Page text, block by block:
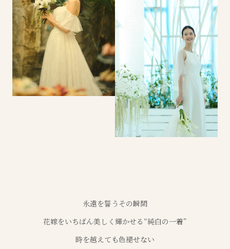
永遠を誓うその瞬間
花嫁をいちばん美しく輝かせる“純白の一着”
時を越えても色褪せない